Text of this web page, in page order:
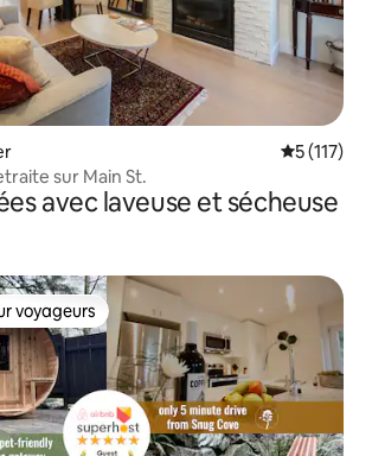
Note
5 (117)
sur Main St.
avec laveuse et sécheuse
parmi les plus aimés
voyageurs